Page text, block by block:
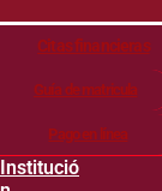
Citas financieras
Guía de matricula
Pago en línea
Institució